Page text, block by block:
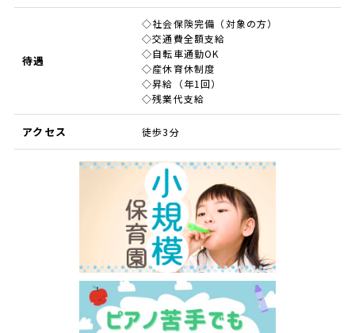
待遇
◇社会保険完備（対象の方）
◇交通費全額支給
◇自転車通勤OK
◇産休育休制度
◇昇給（年1回）
◇残業代支給
アクセス 徒歩3分